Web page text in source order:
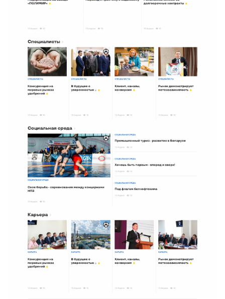
Услуги
Портфолио
Решения
Контакты